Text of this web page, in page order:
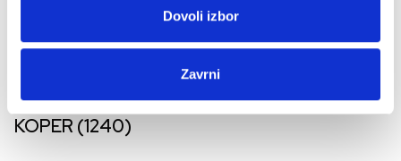
Dovoli izbor
Zavrni
NOVO MESTO (1320)
KOPER (1240)